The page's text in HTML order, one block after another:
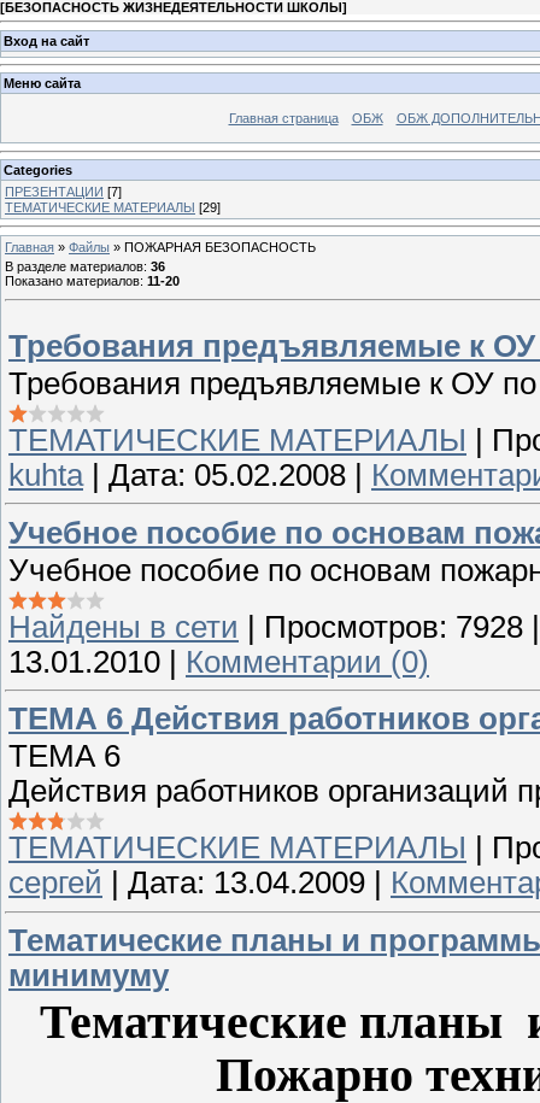
[БЕЗОПАСНОСТЬ ЖИЗНЕДЕЯТЕЛЬНОСТИ ШКОЛЫ]
Вход на сайт
Меню сайта
Главная страница ОБЖ ОБЖ
Categories
ПРЕЗЕНТАЦИИ [7]
ТЕМАТИЧЕСКИЕ МАТЕРИАЛЫ [29]
Главная » Файлы » ПОЖАРНАЯ БЕЗОПАСНОСТЬ
В разделе материалов: 36
Показано материалов: 11-20
Требования предъявляемые к
Требования предъявляемые к ОУ
ТЕМАТИЧЕСКИЕ МАТЕРИАЛЫ
kuhta| Дата: 05.02.2008
Учебное пособие по основам
Учебное пособие по основам
Найдены в сети | Просмотров: 7928
13.01.2010 | Комментарии (0)
ТЕМА 6 Действия работников
ТЕМА 6
Действия работников организаций
ТЕМАТИЧЕСКИЕ МАТЕРИАЛЫ
сергей
Дата: 13.04.2009
Тематические планы и
минимуму
Тематические планы
Пожарно